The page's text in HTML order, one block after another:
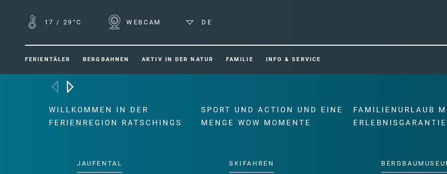
17 / 29°C WEBCAM DE
FERIENTÄLER BERGBAHNEN AKTIV IN DER NATUR FAMILIE INFO & SERVICE
WILLKOMMEN IN DER
FERIENREGION RATSCHINGS
JAUFENTAL
SPORT UND ACTION UND EINE
MENGE WOW MOMENTE
SKIFAHREN
FAMILIENURLAUB
ERLEBNISGARANTIE